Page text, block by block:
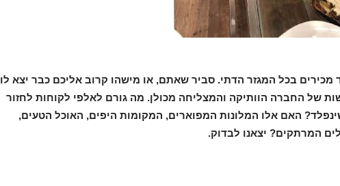
בכל המגזר הדתי. סביר שאתם, או מישהו קרוב אליכם כבר יצא לו
של החברה הוותיקה והמצליחה מכולן. מה גורם לאלפי לקוחות לחזור
האם אלו המלונות המפוארים, המקומות היפים, האוכל הטעים,
המרתקים? יצאנו לבדוק.